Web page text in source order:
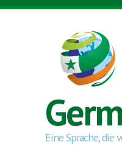
Skip to main content
Eine Sprache, die